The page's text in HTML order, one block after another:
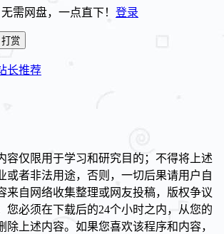
需网盘，一点直下！ 登录
打赏
长推荐
容仅限用于学习和研究目的；不得将上述
或者非法用途，否则，一切后果请用户自
来自网络收集整理或网友投稿，版权争议
您必须在下载后的24个小时之内，从您的
除上述内容。如果您喜欢该程序和内容，